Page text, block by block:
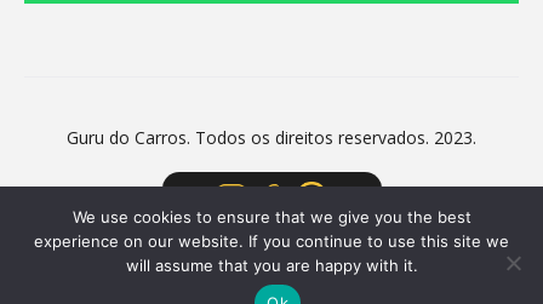
Guru do Carros. Todos os direitos reservados. 2023.
We use cookies to ensure that we give you the best
experience on our website. If you continue to use this site we
will assume that you are happy with it.